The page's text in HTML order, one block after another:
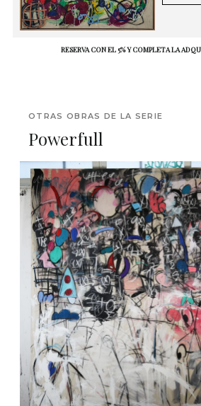
RESERVA CON EL 5% Y COMPLETA LA
OTRAS OBRAS DE LA SERIE
Powerfull